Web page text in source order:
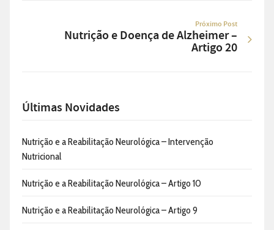
Próximo Post
Nutrição e Doença de Alzheimer –
Artigo 20
Últimas Novidades
Nutrição e a Reabilitação Neurológica – Intervenção
Nutricional
Nutrição e a Reabilitação Neurológica – Artigo 10
Nutrição e a Reabilitação Neurológica – Artigo 9